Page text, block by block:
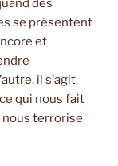
se présentent
et
il s’agit
qui nous fait
nous terrorise